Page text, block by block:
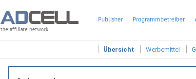
the affiliate network
Publisher Programmbetreiber
Übersicht Werbemittel